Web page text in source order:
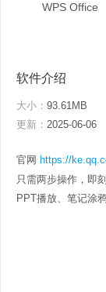
WPS Office
软件介绍
大小： 93.61MB
更新： 2025-06-06
官网 https://
只需两步操作，即
PPT播放、笔记涂